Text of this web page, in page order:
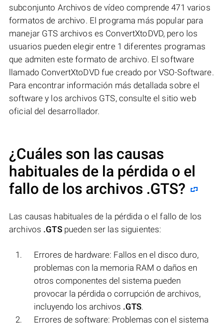
subconjunto Archivos de vídeo comprende 471 varios
formatos de archivo. El programa más popular para
manejar GTS archivos es ConvertXtoDVD, pero los
usuarios pueden elegir entre 1 diferentes programas
que admiten este formato de archivo. El software
llamado ConvertXtoDVD fue creado por VSO-Software.
Para encontrar información más detallada sobre el
software y los archivos GTS, consulte el sitio web
oficial del desarrollador.
¿Cuáles son las causas
habituales de la pérdida o el
fallo de los archivos .GTS?
Las causas habituales de la pérdida o el fallo de los
archivos .GTSpueden ser las siguientes:
Errores de hardware: Fallos en el disco duro,
problemas con la memoria RAM o daños en
otros componentes del sistema pueden
provocar la pérdida o corrupción de archivos,
incluyendo los archivos .GTS.
Errores de software: Problemas con el sistema